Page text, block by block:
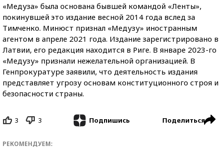
«Медуза» была основана бывшей командой «Ленты»,
покинувшей это издание весной 2014 года вслед за
Тимченко. Минюст признал «Медузу» иностранным
агентом в апреле 2021 года. Издание зарегистрировано в
Латвии, его редакция находится в Риге. В январе 2023-го
«Медузу» признали нежелательной организацией. В
Генпрокуратуре заявили, что деятельность издания
представляет угрозу основам конституционного строя и
безопасности страны.
3 3 Подпишись Поделиться
РЕКОМЕНДУЕМ: